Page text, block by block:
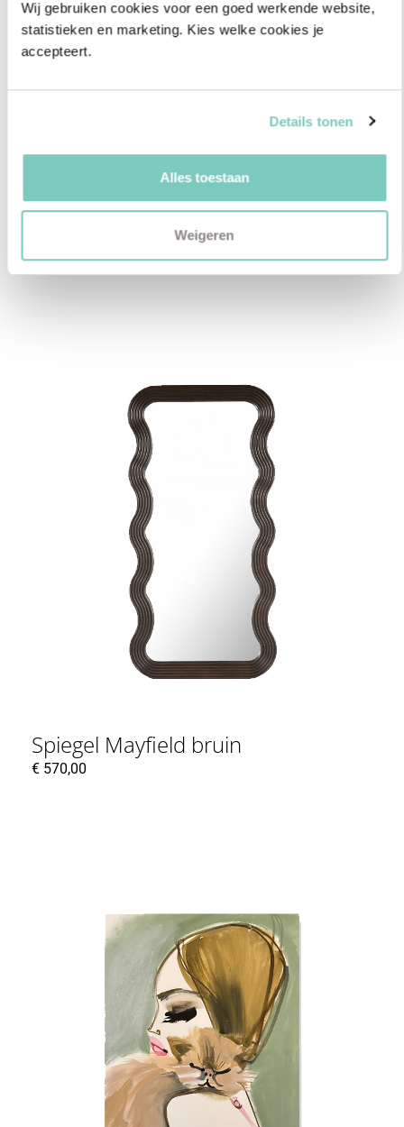
Wij gebruiken cookies voor een goed werkende website,
statistieken en marketing. Kies welke cookies je
accepteert.
Details tonen
Alles toestaan
Weigeren
Wandornament Elinor zand
€144,95
Spiegel Mayfield bruin
€ 570,00